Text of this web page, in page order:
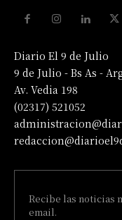
Diario El 9 de Julio
9 de Julio - Bs As -
Av. Vedia 198
(02317) 521052
Recibe las noticias
email.